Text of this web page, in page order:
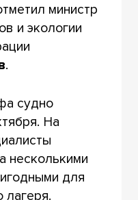
министр
и экологии
.
судно
На
для
лагеря.